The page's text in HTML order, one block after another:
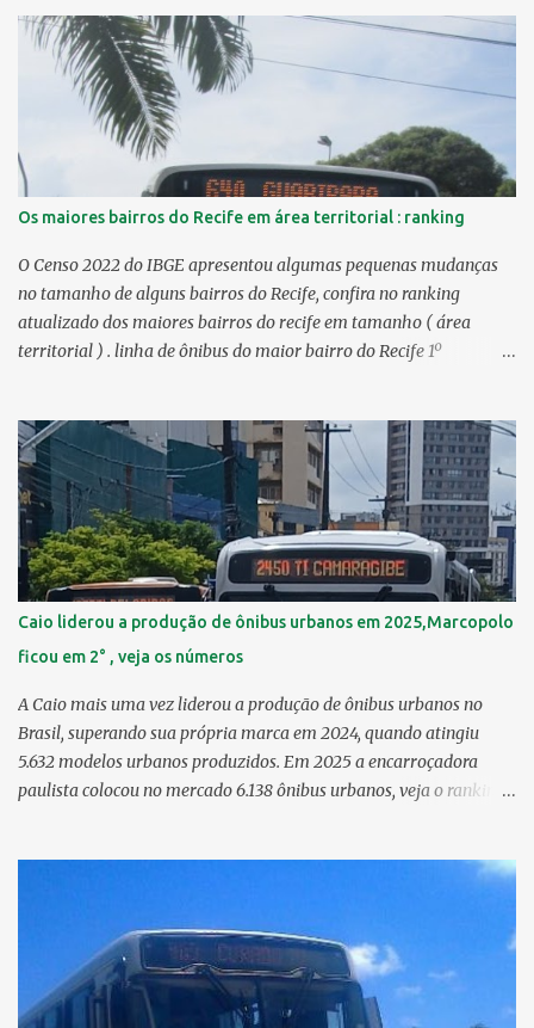
Os maiores bairros do Recife em área territorial : ranking
O Censo 2022 do IBGE apresentou algumas pequenas mudanças
no tamanho de alguns bairros do Recife, confira no ranking
atualizado dos maiores bairros do recife em tamanho ( área
territorial ) . linha de ônibus do maior bairro do Recife 1º
Curado 7,98 km² 5º Boa Viagem 7,76 km² > no Censo 2010 : 7,53
km² 6º Imbiribeira 6,65 km² > no Censo 2010 : 6,66 km² 7º Pina
6,29 km² 8º Dois Irmãos 5,85 km² 9º Barro 4,54 km² 10º Iputinga
4,33 km² > no Censo 2010 : 4,34 km² 11º Cohab 4,33 km² > no
Censo 2010: 4,26 km² 12º Passarinho 4,06 km² 13º Santo Amaro
3,80 km² 14º Afogados 3,69 km² 15º Cordeiro 3,40 km² 16º São José
3,26 km² 17º Dois Unidos 3,12 km² 18...
Caio liderou a produção de ônibus urbanos em 2025,Marcopolo
ficou em 2° , veja os números
A Caio mais uma vez liderou a produção de ônibus urbanos no
Brasil, superando sua própria marca em 2024, quando atingiu
5.632 modelos urbanos produzidos. Em 2025 a encarroçadora
paulista colocou no mercado 6.138 ônibus urbanos, veja o ranking
Ônibus , a Volare, que não faz parte da associação, fabricou neste
ano, 327 modelos urbanos. O que aconteceu com a Comil ? A Comil
vem de um processo de recuperação judicial e fechamento de filial,
o que em 2025 fez com que a encarroçadora só produzisse 16